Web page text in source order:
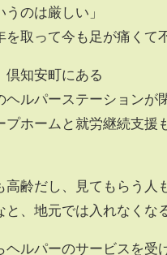
うのは厳しい」
を取って今も足が痛くて
倶知安町にある
ルパーステーションが
プホームと就労継続支援
高齢だし、見てもらう
と、地元では入れなくな
ヘルパーのサービスを受